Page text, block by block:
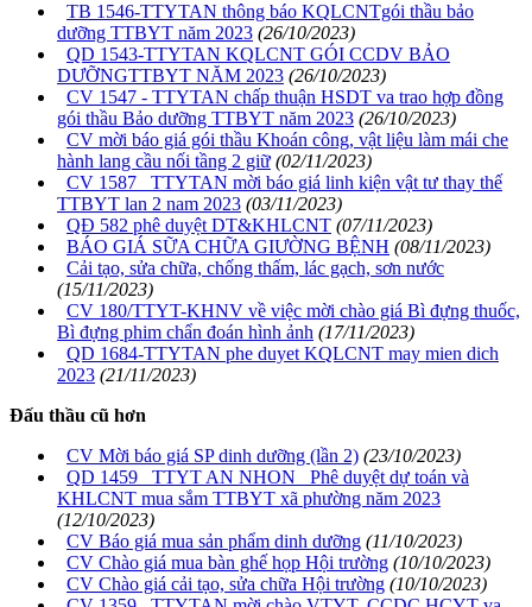
TB 1546-TTYTAN thông báo KQLCNTgói thầu bảo
dưỡng TTBYT năm 2023 (26/10/2023)
QD 1543-TTYTAN KQLCNT GÓI CCDV BẢO
DƯỠNGTTBYT NĂM 2023 (26/10/2023)
CV 1547 - TTYTAN chấp thuận HSDT va trao hợp đồng
gói thầu Bảo dưỡng TTBYT năm 2023 (26/10/2023)
CV mời báo giá gói thầu Khoán công, vật liệu làm mái che
hành lang cầu nối tầng 2 giữ (02/11/2023)
CV 1587 _TTYTAN mời báo giá linh kiện vật tư thay thế
TTBYT lan 2 nam 2023 (03/11/2023)
QĐ 582 phê duyệt DT&KHLCNT (07/11/2023)
BÁO GIÁ SỮA CHỮA GIƯỜNG BỆNH (08/11/2023)
Cải tạo, sửa chữa, chống thấm, lác gạch, sơn nước
(15/11/2023)
CV 180/TTYT-KHNV về việc mời chào giá Bì đựng thuốc,
Bì đựng phim chẩn đoán hình ảnh (17/11/2023)
QD 1684-TTYTAN phe duyet KQLCNT may mien dich
2023 (21/11/2023)
Đấu thầu cũ hơn
CV Mời báo giá SP dinh dưỡng (lần 2) (23/10/2023)
QD 1459 _TTYT AN NHON_ Phê duyệt dự toán và
KHLCNT mua sắm TTBYT xã phường năm 2023
(12/10/2023)
CV Báo giá mua sản phẩm dinh dưỡng (11/10/2023)
CV Chào giá mua bàn ghế họp Hội trường (10/10/2023)
CV Chào giá cải tạo, sửa chữa Hội trường (10/10/2023)